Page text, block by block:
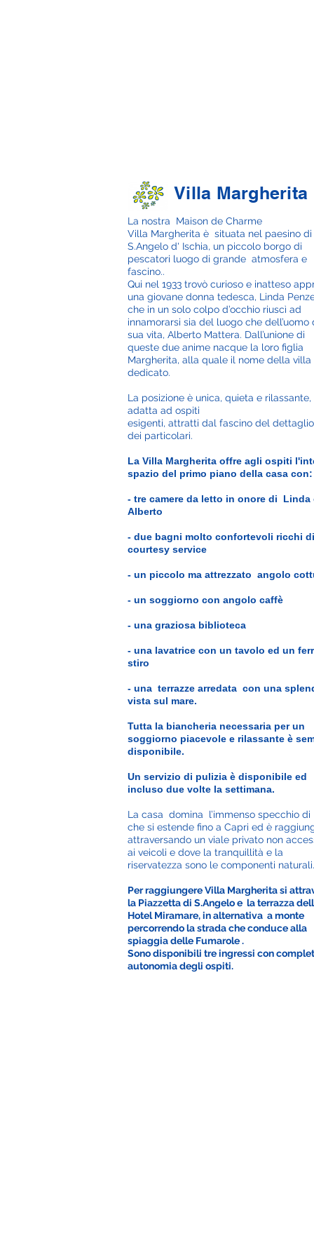
Villa Margherita
La nostra Maison de Charme
Villa Margherita è situata nel paesino di
S.Angelo d' Ischia, un piccolo borgo di
pescatori luogo di grande atmosfera e
fascino..
Qui nel 1933 trovò curioso e inatteso
una giovane donna tedesca, Linda
che in un solo colpo d’occhio riuscì ad
innamorarsi sia del luogo che dell’uomo
sua vita, Alberto Mattera. Dall’unione di
queste due anime nacque la loro figlia
Margherita, alla quale il nome della villa
dedicato.
La posizione è unica, quieta e rilassante,
adatta ad ospiti
esigenti, attratti dal fascino del
dei particolari.
La Villa Margherita offre agli ospiti
spazio del primo piano della casa con:
- tre camere da letto in onore di Linda
Alberto
- due bagni molto confortevoli ricchi di
courtesy service
- un piccolo ma attrezzato angolo
- un soggiorno con angolo caffè
- una graziosa biblioteca
- una lavatrice con un tavolo ed un
stiro
- una terrazze arredata con una
vista sul mare.
Tutta la biancheria necessaria per un
soggiorno piacevole e rilassante è
disponibile.
Un servizio di pulizia è disponibile ed
incluso due volte la settimana.
La casa domina l’immenso specchio di
che si estende fino a Capri ed è
attraversando un viale privato non
ai veicoli e dove la tranquillità e la
riservatezza sono le componenti
Per raggiungere Villa Margherita si
la Piazzetta di S.Angelo e la terrazza
Hotel Miramare, in alternativa a monte
percorrendo la strada che conduce alla
spiaggia delle Fumarole .
Sono disponibili tre ingressi con
autonomia degli ospiti.